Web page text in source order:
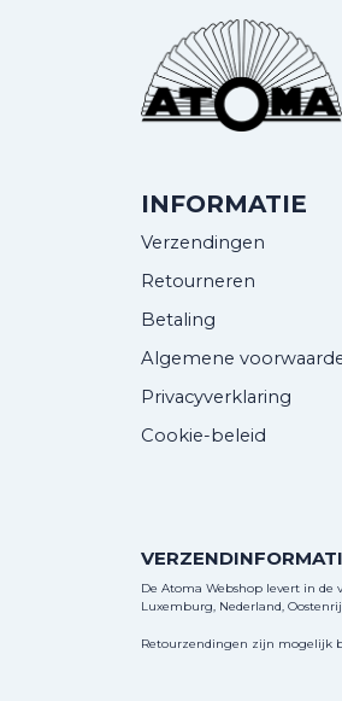
INFORMATIE
Verzendingen
Retourneren
Betaling
Algemene
Privacyverklaring
Cookie-beleid
De Atoma Webshop levert in de
Luxemburg, Nederland,
Retourzendingen zijn mogelijk